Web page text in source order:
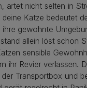
artet nicht selten in
deine Katze bedeutet
ihre gewohnte
allein löst schon
sensible
ihr Revier verlassen.
Transportbox und